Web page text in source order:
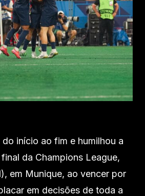
do início ao fim e humilhou a
da Champions League,
em Munique, ao vencer por
em decisões de toda a